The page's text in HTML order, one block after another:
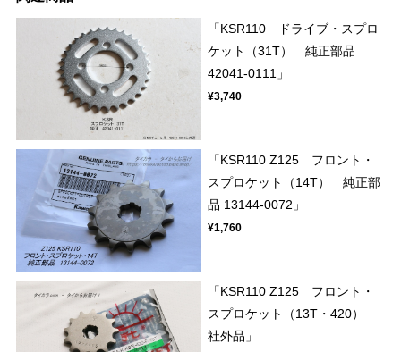
「KSR110 ドライブ・スプロ
ケット（31T） 純正部品
42041-0111」
¥3,740
「KSR110 Z125 フロント・
スプロケット（14T） 純正部
品 13144-0072」
¥1,760
「KSR110 Z125 フロント・
スプロケット（13T・420）
社外品」